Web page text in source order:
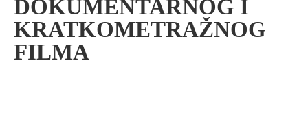
DOKUMENTARNOG I
KRATKOMETRAŽNOG
FILMA